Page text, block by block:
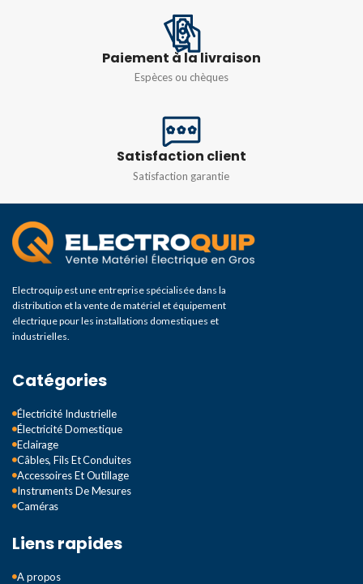
Paiement à la livraison
Espèces ou chèques
Satisfaction client
Satisfaction garantie
Electroquip est une entreprise spécialisée dans la
distribution et la vente de matériel et équipement
électrique pour les installations domestiques et
industrielles.
Catégories
Électricité Industrielle
Électricité Domestique
Eclairage
Câbles, Fils Et Conduites
Accessoires Et Outillage
Instruments De Mesures
Caméras
Liens rapides
A propos